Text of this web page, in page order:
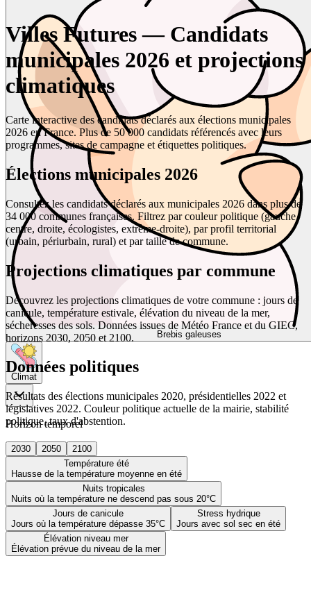
Brebis galeuses
Climat
Horizon temporel
2030 2050
2100
Température été
Hausse de la température moyenne en été
Nuits tropicales
Nuits où la température ne descend pas sous 20°C
Jours de canicule
Jours où la température dépasse 35°C
Stress hydrique
Jours avec sol sec en été
Élévation niveau mer
Élévation prévue du niveau de la mer
Villes Futures — Candidats
municipales 2026 et projections
climatiques
Carte interactive des candidats déclarés aux élections municipales
2026 en France. Plus de 50 000 candidats référencés avec leurs
programmes, sites de campagne et étiquettes politiques.
Élections municipales 2026
Consultez les candidats déclarés aux municipales 2026 dans plus de
34 000 communes françaises. Filtrez par couleur politique (gauche,
centre, droite, écologistes, extrême-droite), par profil territorial
(urbain, périurbain, rural) et par taille de commune.
Projections climatiques par commune
Découvrez les projections climatiques de votre commune : jours de
canicule, température estivale, élévation du niveau de la mer,
sécheresses des sols. Données issues de Météo France et du GIEC,
horizons 2030, 2050 et 2100.
Données politiques
Résultats des élections municipales 2020, présidentielles 2022 et
législatives 2022. Couleur politique actuelle de la mairie, stabilité
politique, taux d'abstention.